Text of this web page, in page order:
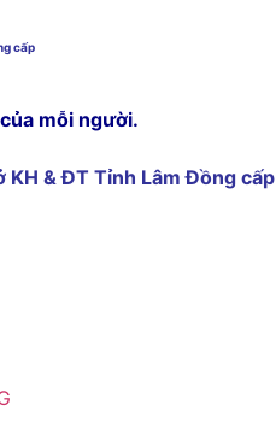
cấp
mỗi người.
& ĐT Tỉnh Lâm Đồng cấp